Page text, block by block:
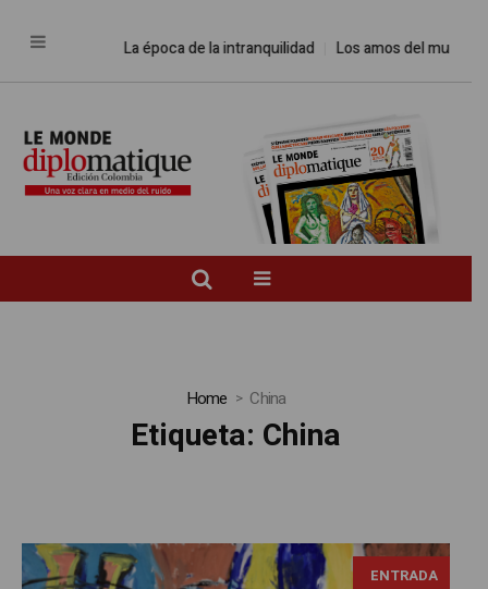
La época de la intranquilidad Los amos del mundo
Home China
Etiqueta: China
ENTRADA
Georg Baselitz, fotografia de Daniel Hartwig, tomada de:
https://flic.kr/p/N4GXmo